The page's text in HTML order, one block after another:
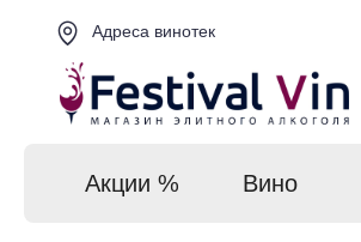
Адреса винотек
Акции % Вино